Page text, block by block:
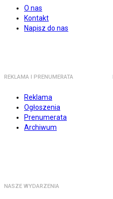
O nas
Kontakt
Napisz do nas
REKLAMA I PRENUMERATA
Reklama
Ogłoszenia
Prenumerata
Archiwum
NASZE WYDARZENIA